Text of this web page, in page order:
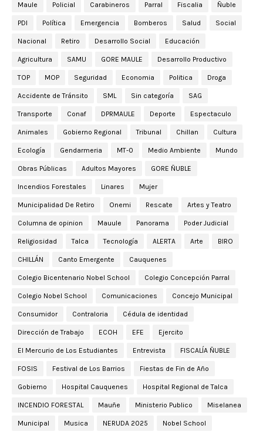
Maule Policial Carabineros Parral Fiscalia Ñuble
PDI Política Emergencia Bomberos Salud Social
Nacional Retiro Desarrollo Social Educación
Agricultura SAMU GORE MAULE Desarrollo Productivo
TOP MOP Seguridad Economia Politica Droga
Accidente de Tránsito SML Sin categoría SAG
Transporte Conaf DPRMAULE Deporte Espectaculo
Animales Gobierno Regional Tribunal Chillan Cultura
Ecología Gendarmeria MT-0 Medio Ambiente Mundo
Obras Públicas Adultos Mayores GORE ÑUBLE
Incendios Forestales Linares Mujer
Municipalidad De Retiro Onemi Rescate Artes y Teatro
Columna de opinion Mauule Panorama Poder Judicial
Religiosidad Talca Tecnología ALERTA Arte BIRO
CHILLÁN Canto Emergente Cauquenes
Colegio Bicentenario Nobel School Colegio Concepción Parral
Colegio Nobel School Comunicaciones Concejo Municipal
Consumidor Contraloria Cédula de identidad
Dirección de Trabajo ECOH EFE Ejercito
El Mercurio de Los Estudiantes Entrevista FISCALÍA ÑUBLE
FOSIS Festival de Los Barrios Fiestas de Fin de Año
Gobierno Hospital Cauquenes Hospital Regional de Talca
INCENDIO FORESTAL Mauñe Ministerio Publico Miselanea
Municipal Musica NERUDA 2025 Nobel School